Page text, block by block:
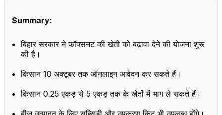
Summary:
बिहार सरकार ने फॉक्सनट की खेती को बढ़ावा देने की योजना शुरू
की है।
किसान 10 अक्टूबर तक ऑनलाइन आवेदन कर सकते हैं।
किसान 0.25 एकड़ से 5 एकड़ तक के खेतों में भाग ले सकते हैं।